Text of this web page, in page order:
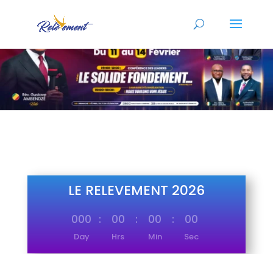
LE RELEVEMENT 2026
000
Day
: 00
Hrs
: 00
Min
: 00
Sec